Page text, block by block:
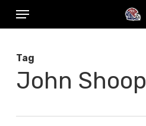
Skip
content
Menu
Tag
John Shoop